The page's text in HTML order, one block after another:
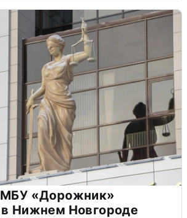
«Дорожник»
Нижнем Новгороде